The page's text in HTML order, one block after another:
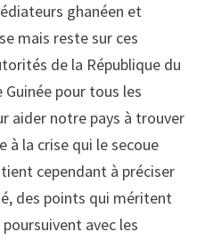
ghanéen et
mais reste sur ces
de la République du
Guinée pour tous les
aider notre pays à trouver
à la crise qui le secoue
cependant à préciser
des points qui méritent
avec les